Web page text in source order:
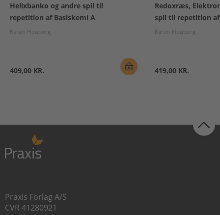
Helixbanko og andre spil til
repetition af Basiskemi A
Karen Houborg
409,00 KR.
Redoxræs,
spil til repetition af
Karen Houborg
419,00 KR.
Praxis Forlag A/S
CVR 41280921